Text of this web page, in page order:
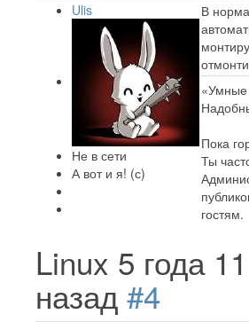
Ulis
Не в сети
А вот и я! (с)
В
Пока
Ты
гостям.
Linux 5 года
назад #4